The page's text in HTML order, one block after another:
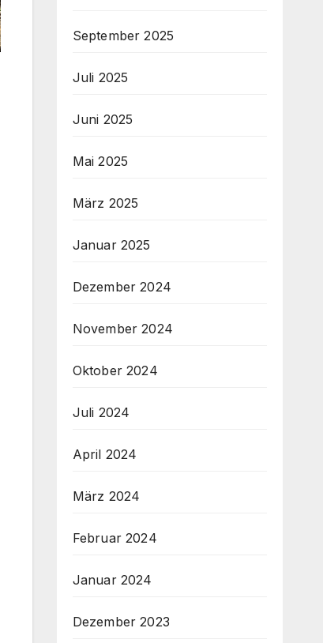
September 2025
Juli 2025
Juni 2025
Mai 2025
März 2025
Januar 2025
Dezember 2024
November 2024
Oktober 2024
Juli 2024
April 2024
März 2024
Februar 2024
Januar 2024
Dezember 2023